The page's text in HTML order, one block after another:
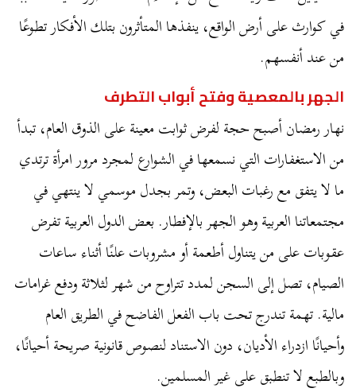
في كوارث على أرض الواقع، ينفذها المتأثرون بتلك الأفكار تطوعًا
من عند أنفسهم.
الجهر بالمعصية وفتح أبواب التطرف
نهار رمضان أصبح حجة لفرض ثوابت معينة على الذوق العام، تبدأ
من الاستغفارات التي نسمعها في الشوارع لمجرد مرور امرأة ترتدي
ما لا يتفق مع رغبات البعض، وتمر بجدل موسمي لا ينتهي في
مجتمعاتنا العربية وهو الجهر بالإفطار. بعض الدول العربية تفرض
عقوبات على من يتناول أطعمة أو مشروبات علنًا أثناء ساعات
الصيام، تصل إلى السجن لمدد تتراوح من شهر لثلاثة ودفع غرامات
مالية. تهمة تندرج تحت باب الفعل الفاضح في الطريق العام
وأحيانًا ازدراء الأديان، دون الاستناد لنصوص قانونية صريحة أحيانًا،
وبالطبع لا تنطبق على غير المسلمين.